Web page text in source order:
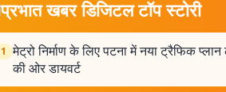
प्रभात खबर डिजिटल टॉप स्टोरी
1 मेट्रो निर्माण के लिए पटना में नया ट्रैफिक
की ओर डायवर्ट